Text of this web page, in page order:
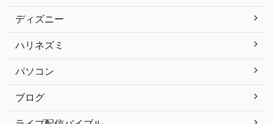
ディズニー
ハリネズミ
パソコン
ブログ